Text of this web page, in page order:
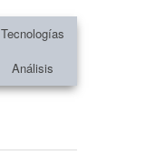
Tecnologías
Análisis